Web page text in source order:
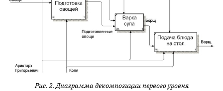
Рис. 2. Диаграмма декомпозиции первого уровня